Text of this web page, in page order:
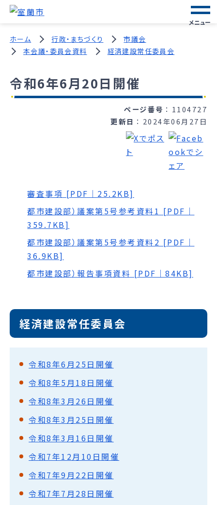
メニュー
ホーム 行政・まちづくり
市議会
本会議・委員会資料
経済建設常任委員会
令和6年6月20日開催
ページ番号
1104727
更新日
2024年06月27日
審査事項 [PDF｜25.2KB]
都市建設部）議案第5号参考資料1 [PDF｜
359.7KB]
都市建設部）議案第5号参考資料2 [PDF｜
36.9KB]
都市建設部）報告事項資料 [PDF｜84KB]
経済建設常任委員会
令和8年6月25日開催
令和8年5月18日開催
令和8年3月26日開催
令和8年3月25日開催
令和8年3月16日開催
令和7年12月10日開催
令和7年9月22日開催
令和7年7月28日開催